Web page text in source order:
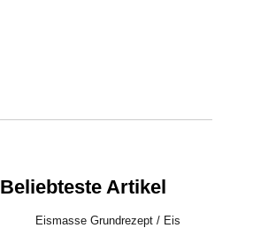
Beliebteste Artikel
Eismasse Grundrezept / Eis